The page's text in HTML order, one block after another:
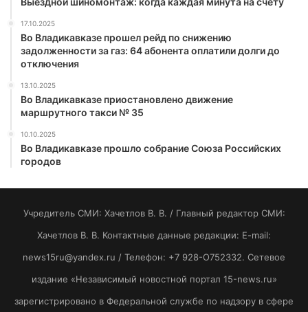
17.10.2025
Во Владикавказе прошел рейд по снижению
задолженности за газ: 64 абонента оплатили долги до
отключения
13.10.2025
Во Владикавказе приостановлено движение
маршрутного такси № 35
10.10.2025
Во Владикавказе прошло собрание Союза Российских
городов
Учредитель СМИ: Хaчeтлoв B. B. / Главный редактор СМИ:
Хaчeтлoв B. B. Контактные данные редакции: E-mail:
news15ru@yandex.ru / Телефон: +7 928-O752332. Сетевое
издание «Независимый новостной портал 15-news.ru»
зарегистрировано в Федеральной службе по надзору в сфере